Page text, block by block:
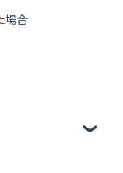
場合